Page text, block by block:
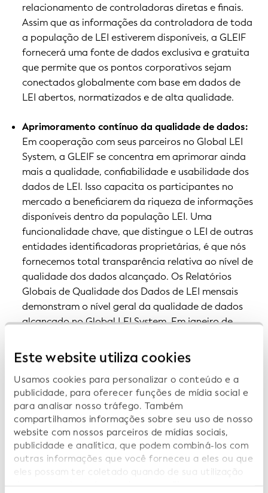
Este website utiliza cookies
Usamos cookies para personalizar o conteúdo e a
publicidade, para oferecer funções de mídia social e
para analisar nosso tráfego. Também
compartilhamos informações sobre seu uso de nosso
website com nossos parceiros de mídias sociais,
publicidade e analítica, que podem combiná-los com
outras informações que você forneceu a eles ou que
eles possam ter coletado quando de sua utilização
de seus serviços. Ao continuar a utilizar nosso
relacionamento de controladoras diretas e finais.
Assim que as informações da controladora de toda
a população de LEI estiverem disponíveis, a GLEIF
fornecerá uma fonte de dados exclusiva e gratuita
que permite que os pontos corporativos sejam
conectados globalmente com base em dados de
LEI abertos, normatizados e de alta qualidade.
Aprimoramento contínuo da qualidade de dados:
Em cooperação com seus parceiros no Global LEI
System, a GLEIF se concentra em aprimorar ainda
mais a qualidade, confiabilidade e usabilidade dos
dados de LEI. Isso capacita os participantes no
mercado a beneficiarem da riqueza de informações
disponíveis dentro da população LEI. Uma
funcionalidade chave, que distingue o LEI de outras
entidades identificadoras proprietárias, é que nós
fornecemos total transparência relativa ao nível de
qualidade dos dados alcançado. Os Relatórios
Globais de Qualidade dos Dados de LEI mensais
demonstram o nível geral da qualidade de dados
alcançado no Global LEI System. Em janeiro de
Qualidade dos Dados de Emissores de LEI, que
analisam o nível de qualidade dos dados alcançado
pelas organizações emissoras de LEI individuais.
Uma gestão robusta da qualidade dos dados e um
mecanismo de garantia suportado pela tecnologia
certa mitigarão ainda mais os riscos para o
benefício de nossos usuários.
Acesso fácil: Uma das principais responsabilidades
da GLEIF é proporcionar acesso ao repositório